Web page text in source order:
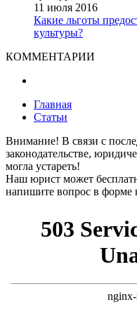
11 июля 2016
Какие льготы
культуры?
КОММЕНТАРИИ
Главная
Статьи
Внимание! В связи с
законодательстве,
могла устареть!
Наш юрист может
напишите вопрос в форме